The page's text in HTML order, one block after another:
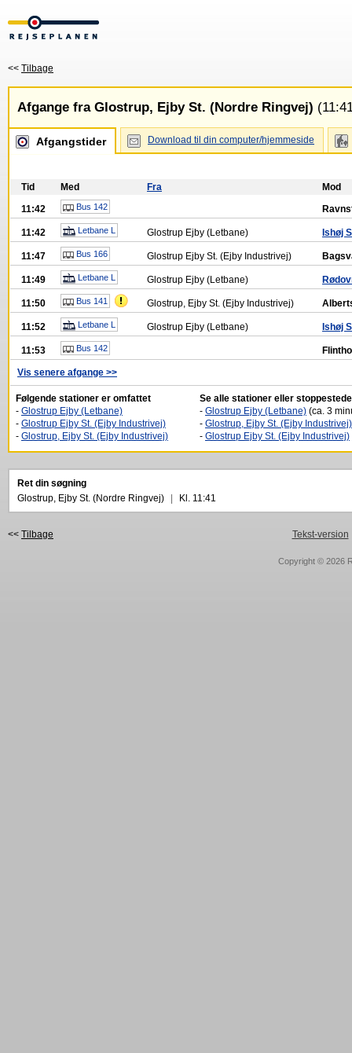
<< Tilbage
Afgange fra Glostrup, Ejby St. (Nordre Ringvej)
Afgangstider Download til din computer/hjemmeside
Tid Med Fra
Mod
11:42
Bus 142
11:42 Letbane L Glostrup Ejby (Letbane) Ishøj
11:47 Bus 166 Glostrup Ejby St. (Ejby Industrivej)
11:49 Letbane L Glostrup Ejby (Letbane)
11:50 Bus 141 Glostrup, Ejby St. (Ejby Industrivej)
11:52 Letbane L Glostrup Ejby (Letbane) Ishøj
11:53 Bus 142
Vis senere afgange >>
Følgende stationer er omfattet
- Glostrup Ejby (Letbane)
- Glostrup Ejby St. (Ejby Industrivej)
- Glostrup, Ejby St. (Ejby Industrivej)
Se alle stationer eller
- Glostrup Ejby (Letbane) (ca. 3
- Glostrup, Ejby St. (Ejby Industrivej)
- Glostrup Ejby St. (Ejby Industrivej)
Ret din søgning
Glostrup, Ejby St. (Nordre Ringvej)
Kl. 11:41
<< Tilbage Tekst-version
Copyright © 2026